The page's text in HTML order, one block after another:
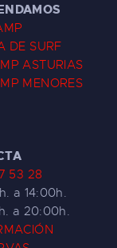
DE SURF
ASTURIAS
MENORES
53 28
a 14:00h.
a 20:00h.